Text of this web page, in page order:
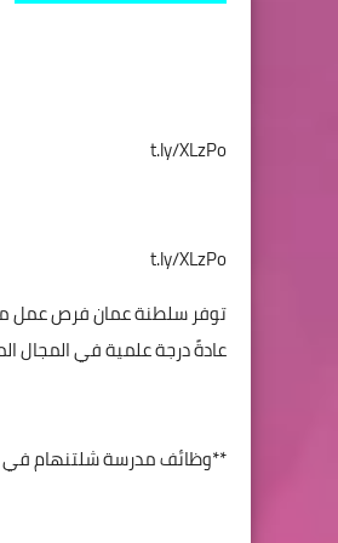
t.ly/XLzPo
t.ly/XLzPo
توفر سلطنة عمان فرص عمل
عادةً درجة علمية في المجال
**وظائف مدرسة شلتنهام في